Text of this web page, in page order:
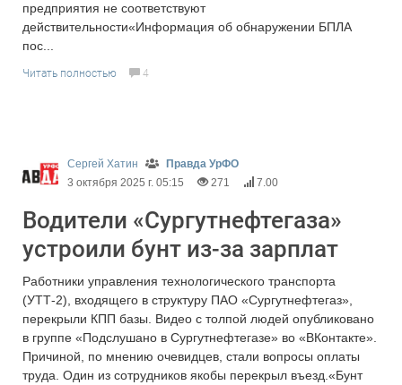
предприятия не соответствуют
действительности«Информация об обнаружении БПЛА
пос...
Читать полностью 4
Сергей Хатин
Правда УрФО
3 октября 2025 г. 05:15
271 7.00
Водители «Сургутнефтегаза»
устроили бунт из-за зарплат
Работники управления технологического транспорта
(УТТ-2), входящего в структуру ПАО «Сургутнефтегаз»,
перекрыли КПП базы. Видео с толпой людей опубликовано
в группе «Подслушано в Сургутнефтегазе» во «ВКонтакте».
Причиной, по мнению очевидцев, стали вопросы оплаты
труда. Один из сотрудников якобы перекрыл въезд.«Бунт